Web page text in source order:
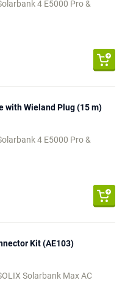
4 E5000 Pro &
with Wieland Plug (15 m)
4 E5000 Pro &
Kit (AE103)
Solarbank Max AC